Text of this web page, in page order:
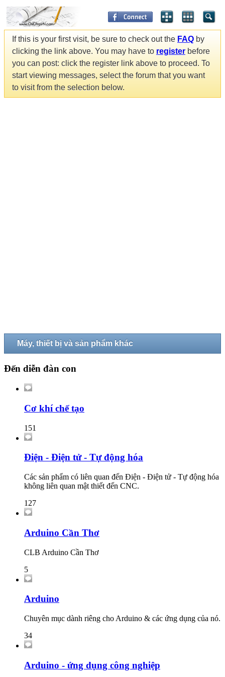
If this is your first visit, be sure to check out the FAQ by
clicking the link above. You may have to register before
you can post: click the register link above to proceed. To
start viewing messages, select the forum that you want
to visit from the selection below.
Máy, thiết bị và sản phẩm khác
Đến diễn đàn con
Cơ khí chế tạo
151
Điện - Điện tử - Tự động hóa
Các sản phẩm có liên quan đến Điện - Điện tử - Tự động hóa
không liên quan mật thiết đến CNC.
127
Arduino Cần Thơ
CLB Arduino Cần Thơ
5
Arduino
Chuyên mục dành riêng cho Arduino & các ứng dụng của nó.
34
Arduino - ứng dụng công nghiệp